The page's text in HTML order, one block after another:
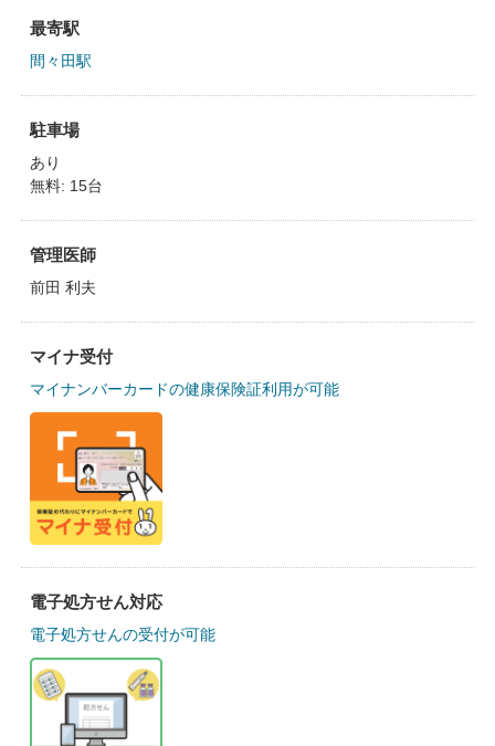
最寄駅
間々田駅
駐車場
あり
無料: 15台
管理医師
前田 利夫
マイナ受付
マイナンバーカードの健康保険証利用が可能
電子処方せん対応
電子処方せんの受付が可能